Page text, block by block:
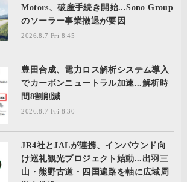
Motors、破産手続き開始...Sono Group
のソーラー事業撤退が要因
2026.8.7 Fri 8:45
豊田合成、電力ロス解析システム導入
でカーボンニュートラル加速...解析時
間8割削減
2026.8.7 Fri 8:30
JR4社とJALが連携、インバウンド向
け巡礼観光プロジェクト始動...出羽三
山・熊野古道・四国遍路を軸に広域周